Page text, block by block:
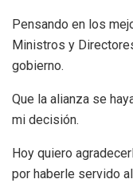
Pensando en los
Ministros y
gobierno.
Que la alianza se
mi decisión.
Hoy quiero
por haberle servido